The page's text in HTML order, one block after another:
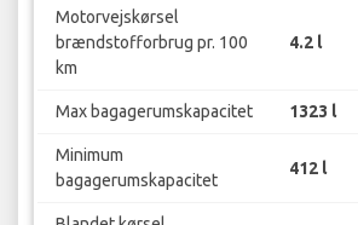
Motorvejskørsel
brændstofforbrug pr. 100
km
4.2 l
Max bagagerumskapacitet 1323 l
Minimum
bagagerumskapacitet
412 l